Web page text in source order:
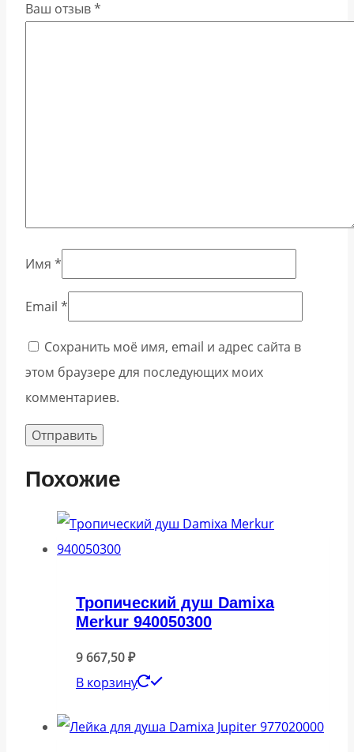
Ваш отзыв*
Имя *
Email *
Сохранить моё имя, email и адрес сайта в
этом браузере для последующих моих
комментариев.
Похожие
Тропический душ Damixa
Merkur 940050300
9 667,50₽
В корзину